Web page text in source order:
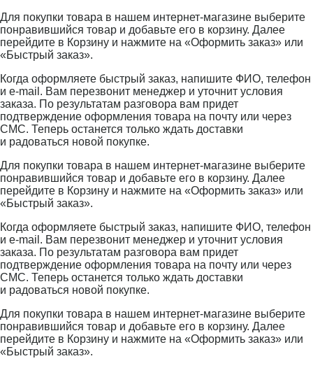
Для покупки товара в нашем интернет-магазине выберите
понравившийся товар и добавьте его в корзину. Далее
перейдите в Корзину и нажмите на «Оформить заказ» или
«Быстрый заказ».
Когда оформляете быстрый заказ, напишите ФИО, телефон
и e-mail. Вам перезвонит менеджер и уточнит условия
заказа. По результатам разговора вам придет
подтверждение оформления товара на почту или через
СМС. Теперь останется только ждать доставки
и радоваться новой покупке.
Для покупки товара в нашем интернет-магазине выберите
понравившийся товар и добавьте его в корзину. Далее
перейдите в Корзину и нажмите на «Оформить заказ» или
«Быстрый заказ».
Когда оформляете быстрый заказ, напишите ФИО, телефон
и e-mail. Вам перезвонит менеджер и уточнит условия
заказа. По результатам разговора вам придет
подтверждение оформления товара на почту или через
СМС. Теперь останется только ждать доставки
и радоваться новой покупке.
Для покупки товара в нашем интернет-магазине выберите
понравившийся товар и добавьте его в корзину. Далее
перейдите в Корзину и нажмите на «Оформить заказ» или
«Быстрый заказ».